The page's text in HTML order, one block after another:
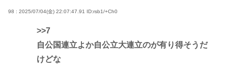
98 : 2025/07/04(金) 22:07:47.91 ID:rsb1/+Ch0
>>7
自公国連立よか自公立大連立のが有り得そうだ
けどな